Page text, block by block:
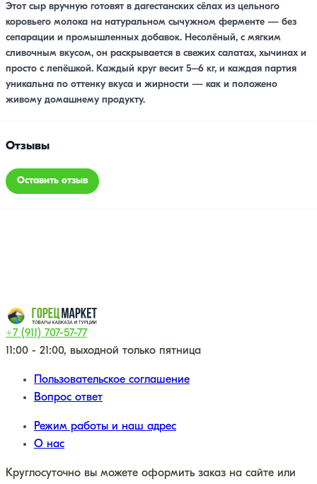
Этот сыр вручную готовят в дагестанских сёлах из цельного
коровьего молока на натуральном сычужном ферменте — без
сепарации и промышленных добавок. Несолёный, с мягким
сливочным вкусом, он раскрывается в свежих салатах, хычинах и
просто с лепёшкой. Каждый круг весит 5–6 кг, и каждая партия
уникальна по оттенку вкуса и жирности — как и положено
живому домашнему продукту.
Отзывы
Оставить отзыв
+7 (911) 707-57-77
11:00 - 21:00, выходной только пятница
Пользовательское соглашение
Вопрос ответ
Режим работы и наш адрес
О нас
Круглосуточно вы можете оформить заказ на сайте или